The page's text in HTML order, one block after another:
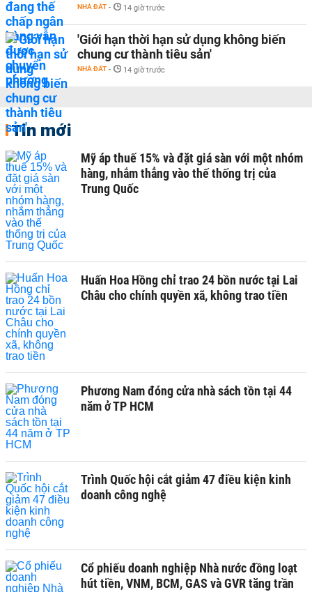
NHÀ ĐẤT - 14 giờ trước
'Giới hạn thời hạn sử dụng không biến
chung cư thành tiêu sản'
NHÀ ĐẤT - 14 giờ trước
Tin mới
Mỹ áp thuế 15% và đặt giá sàn với một nhóm
hàng, nhắm thẳng vào thế thống trị của
Trung Quốc
Huấn Hoa Hồng chỉ trao 24 bồn nước tại Lai
Châu cho chính quyền xã, không trao tiền
Phương Nam đóng cửa nhà sách tồn tại 44
năm ở TP HCM
Trình Quốc hội cắt giảm 47 điều kiện kinh
doanh công nghệ
Cổ phiếu doanh nghiệp Nhà nước đồng loạt
hút tiền, VNM, BCM, GAS và GVR tăng trần